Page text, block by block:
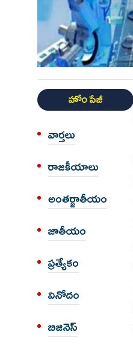
హోం పేజీ
వార్త‌లు
రాజకీయాలు
అంత‌ర్జాతీయం
జాతీయం
ప్రత్యేకం
వినోదం
బిజినెస్